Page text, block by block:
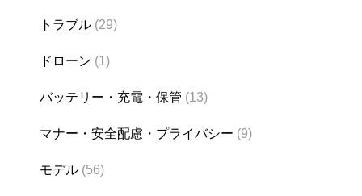
トラブル (29)
ドローン (1)
バッテリー・充電・保管 (13)
マナー・安全配慮・プライバシー (9)
モデル (56)